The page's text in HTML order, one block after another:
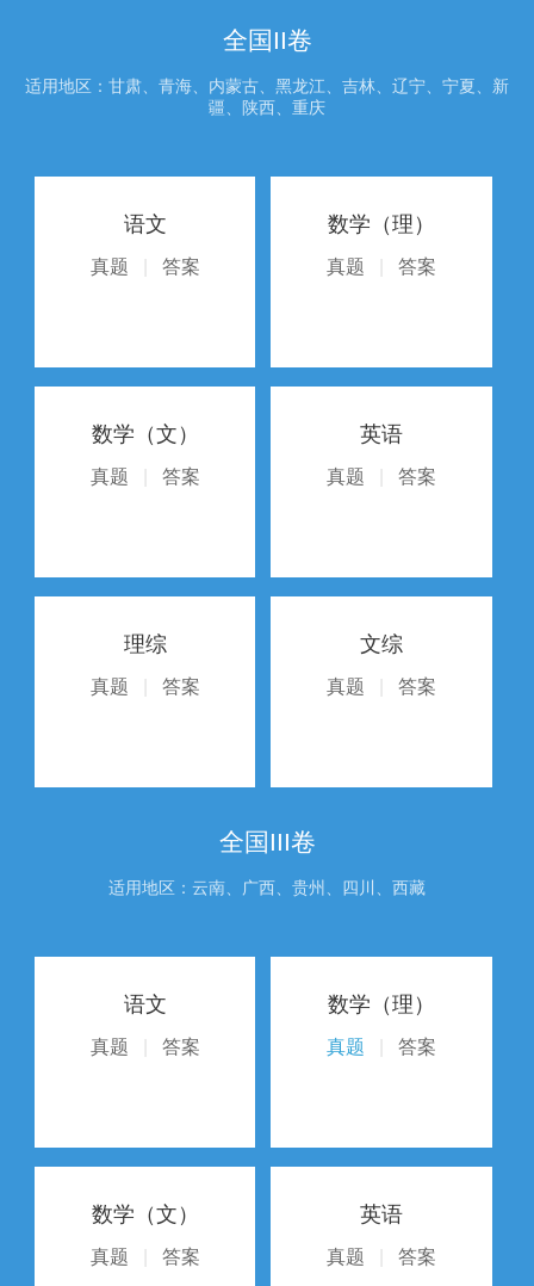
全国II卷
适用地区：甘肃、青海、内蒙古、黑龙江、吉林、辽宁、宁夏、新
疆、陕西、重庆
语文
真题 答案
数学（理）
真题 答案
数学（文）
真题 答案
英语
真题 答案
理综
真题 答案
文综
真题 答案
全国III卷
适用地区：云南、广西、贵州、四川、西藏
语文
真题 答案
数学（理）
真题 答案
数学（文）
真题 答案
英语
真题 答案